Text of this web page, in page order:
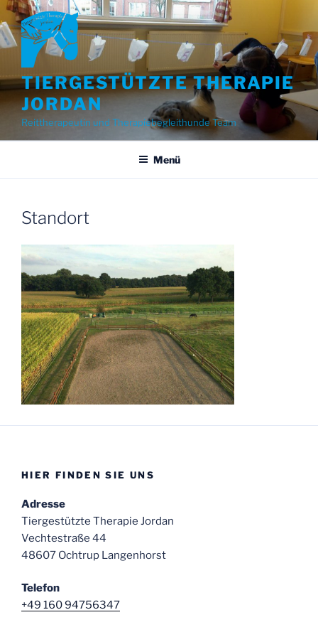
Zum
Inhalt
springen
TIERGESTÜTZTE THERAPIE
JORDAN
Reittherapeutin und Therapiebegleithunde Team
Menü
Standort
HIER FINDEN SIE UNS
Adresse
Tiergestützte Therapie Jordan
Vechtestraße 44
48607 Ochtrup Langenhorst
Telefon
+49 160 94756347